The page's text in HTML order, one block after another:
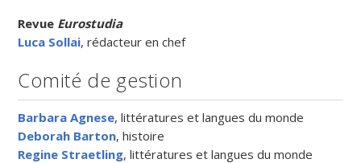
Revue Eurostudia
Luca Sollai, rédacteur en chef
Comité de gestion
Barbara Agnese, littératures et langues du monde
Deborah Barton, histoire
Regine Straetling, littératures et langues du monde